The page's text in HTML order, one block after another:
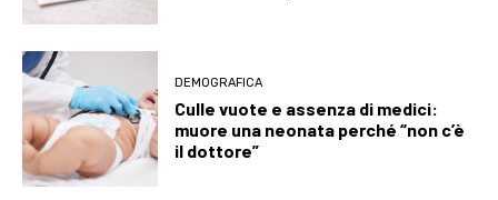
DEMOGRAFICA
Culle vuote e assenza di medici:
muore una neonata perché “non c’è
il dottore”